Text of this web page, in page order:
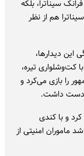
سیناترا، بلکه
هم از نظر
این دیدارها،
کت‌وشلواری تیره،
را بازی می‌کرد و
دست داشت.
و با کندی
ماموران امنیتی از